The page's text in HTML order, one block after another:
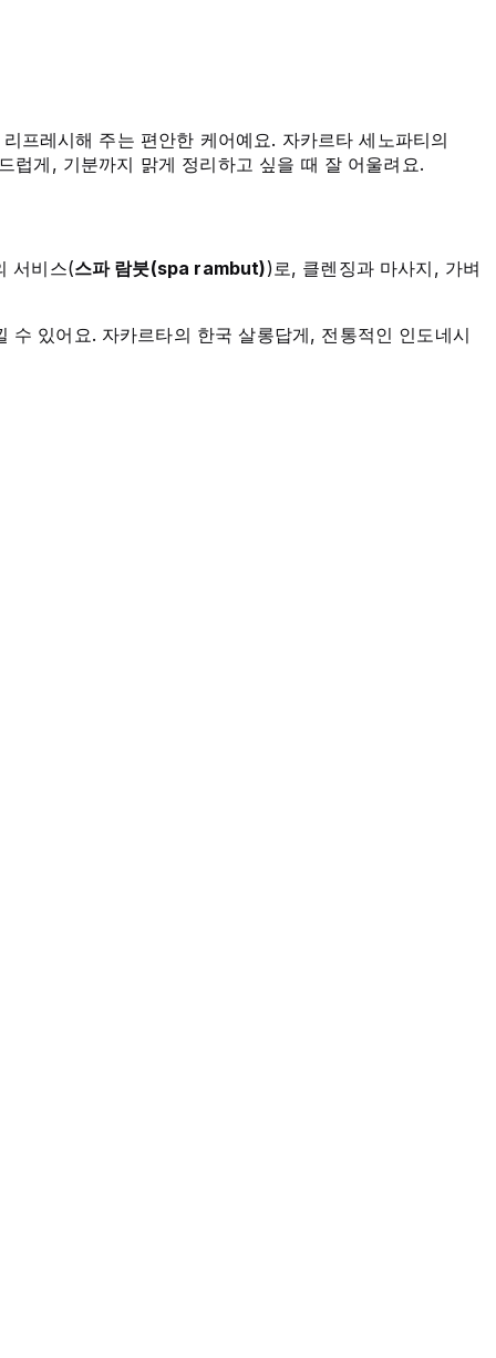
프레시해 주는 편안한 케어예요. 자카르타 세노파티의
럽게, 기분까지 맑게 정리하고 싶을 때 잘 어울려요.
서비스(스파 람붓(spa rambut))로, 클렌징과 마사지, 가벼
있어요. 자카르타의 한국 살롱답게, 전통적인 인도네시